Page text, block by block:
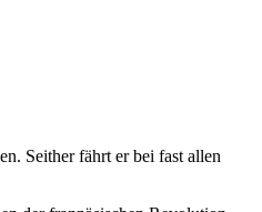
Seither fährt er bei fast allen